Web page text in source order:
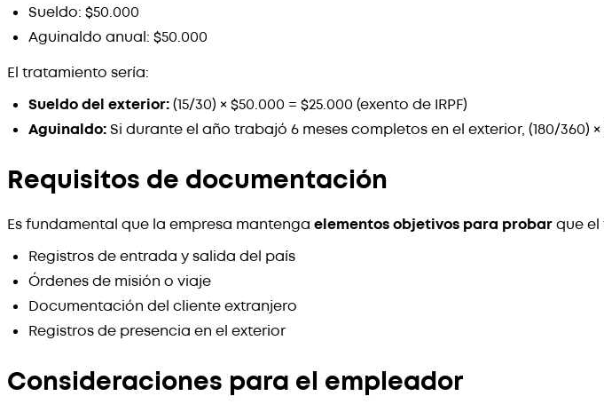
Sueldo: $50.000
Aguinaldo anual: $50.000
El tratamiento sería:
Sueldo del exterior:(15/30) × $50.000 = $25.000 (exento de IRPF)
Aguinaldo:Si durante el año trabajó 6 meses completos en el exterior, (180/360) ×
Requisitos de documentación
Es fundamental que la empresa mantenga elementos objetivos para probarque el
Registros de entrada y salida del país
Órdenes de misión o viaje
Documentación del cliente extranjero
Registros de presencia en el exterior
Consideraciones para el empleador